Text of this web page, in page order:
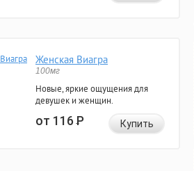
Женская Виагра
100мг
Новые, яркие ощущения для
девушек и женщин.
от 116Р Купить